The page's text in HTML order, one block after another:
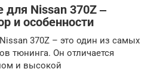
для Nissan 370Z ‒
и особенности
370Z – это один из самых
тюнинга. Он отличается
и высокой